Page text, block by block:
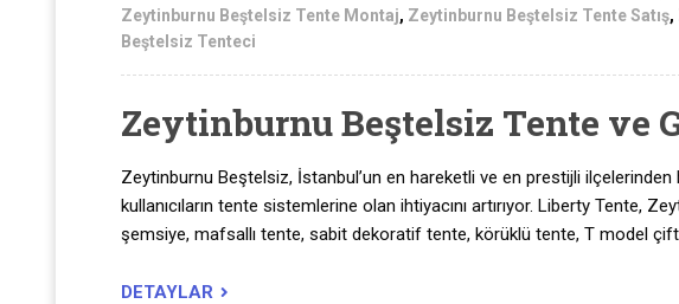
Zeytinburnu Beştelsiz Tente Montaj, Zeytinburnu Beştelsiz Tente Satış,
Beştelsiz Tenteci
Zeytinburnu Beştelsiz Tente ve
Zeytinburnu Beştelsiz, İstanbul’un en hareketli ve en prestijli
kullanıcıların tente sistemlerine olan ihtiyacını artırıyor. Liberty Tente,
şemsiye, mafsallı tente, sabit dekoratif tente, körüklü tente, T model
DETAYLAR